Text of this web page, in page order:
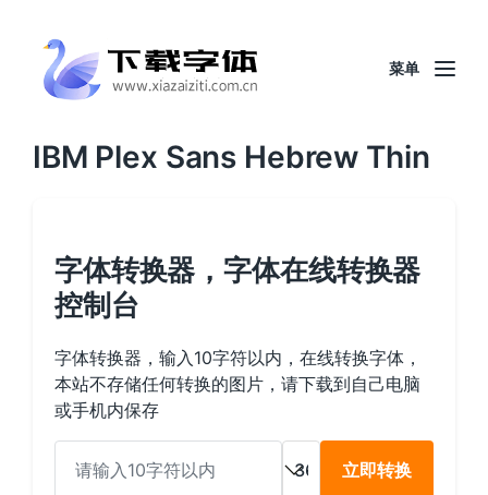
菜单
IBM Plex Sans Hebrew Thin
字体转换器，字体在线转换器
控制台
字体转换器，输入10字符以内，在线转换字体，
本站不存储任何转换的图片，请下载到自己电脑
或手机内保存
立即转换